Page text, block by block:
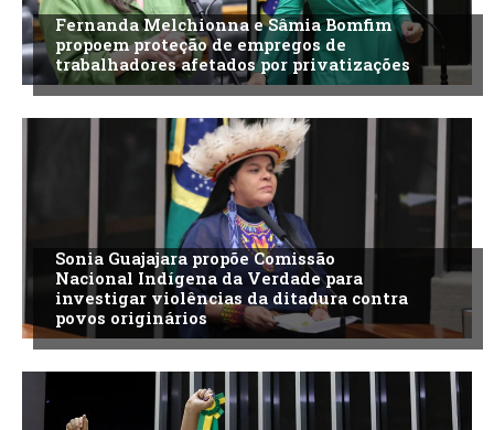
Fernanda Melchionna e Sâmia Bomfim
propoem proteção de empregos de
trabalhadores afetados por privatizações
Sonia Guajajara propõe Comissão
Nacional Indígena da Verdade para
investigar violências da ditadura contra
povos originários